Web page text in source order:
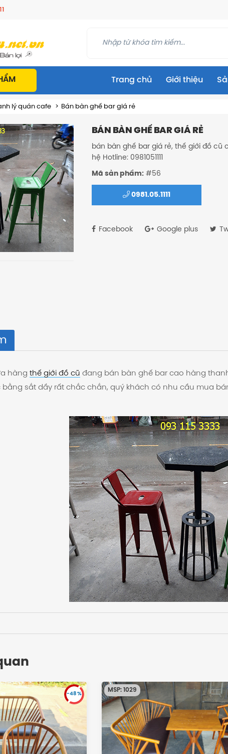
Trang chủ Giới thiệu
lý quán cafe Bán bàn ghế bar giá rẻ
BÁN BÀN GHẾ BAR GIÁ RẺ
bán bàn ghế bar giá rẻ, thế giới đồ cũ
hệ Hotline: 0981051111
Mã sản phẩm: #56
0981.05.1111
Facebook Google plus
hàng thế giới đồ cũ đang bán bàn ghế bar cao hàng
bằng sắt dầy rất chắc chắn, quý khách có nhu cầu mua
-52 %
MSP: 1028